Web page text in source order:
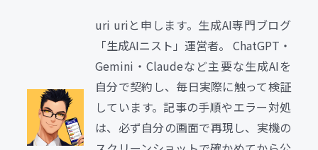
uri uriと申します。生成AI専門ブログ
「生成AIニスト」運営者。 ChatGPT・
Gemini・Claudeなど主要な生成AIを
自分で契約し、毎日実際に触って検証
しています。記事の手順やエラー対処
は、必ず自分の画面で再現し、実機の